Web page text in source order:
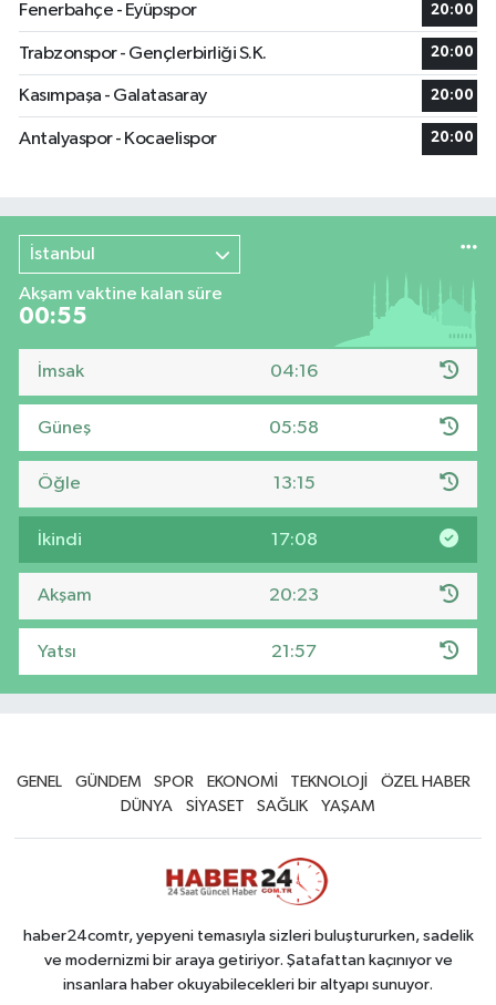
Fenerbahçe - Eyüpspor 20:00
Trabzonspor - Gençlerbirliği S.K. 20:00
Kasımpaşa - Galatasaray 20:00
Antalyaspor - Kocaelispor 20:00
İstanbul
Akşam vaktine kalan süre
00:54
İmsak 04:16
Güneş 05:58
Öğle 13:15
İkindi 17:08
Akşam 20:23
Yatsı 21:57
GENEL GÜNDEM SPOR EKONOMİ TEKNOLOJİ
ÖZEL HABER
DÜNYA
SİYASET SAĞLIK YAŞAM
haber24comtr, yepyeni temasıyla sizleri buluştururken, sadelik
ve modernizmi bir araya getiriyor. Şatafattan kaçınıyor ve
insanlara haber okuyabilecekleri bir altyapı sunuyor.